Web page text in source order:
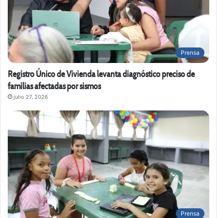
Prensa
Registro Único de Vivienda levanta diagnóstico preciso de
familias afectadas por sismos
julio 27, 2026
Prensa